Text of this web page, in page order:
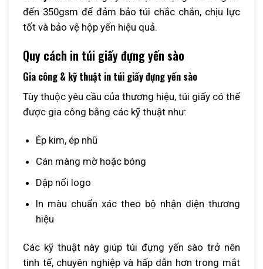
đến 350gsm để đảm bảo túi chắc chắn, chịu lực
tốt và bảo vệ hộp yến hiệu quả.
Quy cách in túi giấy đựng yến sào
Gia công & kỹ thuật in túi giấy đựng yến sào
Tùy thuộc yêu cầu của thương hiệu, túi giấy có thể
được gia công bằng các kỹ thuật như:
Ép kim, ép nhũ
Cán màng mờ hoặc bóng
Dập nổi logo
In màu chuẩn xác theo bộ nhận diện thương
hiệu
Các kỹ thuật này giúp túi đựng yến sào trở nên
tinh tế, chuyên nghiệp và hấp dẫn hơn trong mắt